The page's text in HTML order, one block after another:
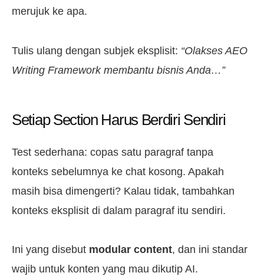
merujuk ke apa.
Tulis ulang dengan subjek eksplisit: “Olakses AEO
Writing Framework membantu bisnis Anda…”
Setiap Section Harus Berdiri Sendiri
Test sederhana: copas satu paragraf tanpa
konteks sebelumnya ke chat kosong. Apakah
masih bisa dimengerti? Kalau tidak, tambahkan
konteks eksplisit di dalam paragraf itu sendiri.
Ini yang disebut modular content, dan ini standar
wajib untuk konten yang mau dikutip AI.